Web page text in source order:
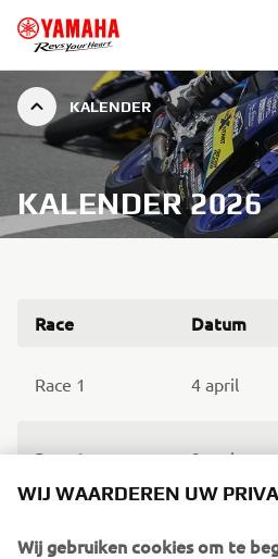
KALENDER
KALENDER 2026
Race Datum
Race 1 4
Race 2 9
Race 3 6
WIJ WAARDEREN UW
Wij gebruiken cookies om te